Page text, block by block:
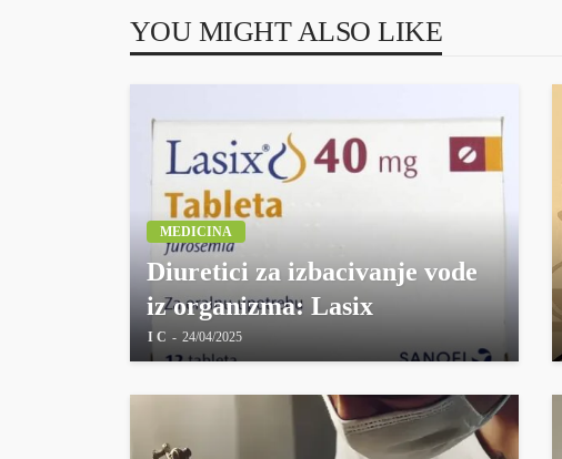
YOU MIGHT ALSO LIKE
MEDICINA
Diuretici za izbacivanje vode
iz organizma: Lasix
I C 24/04/2025